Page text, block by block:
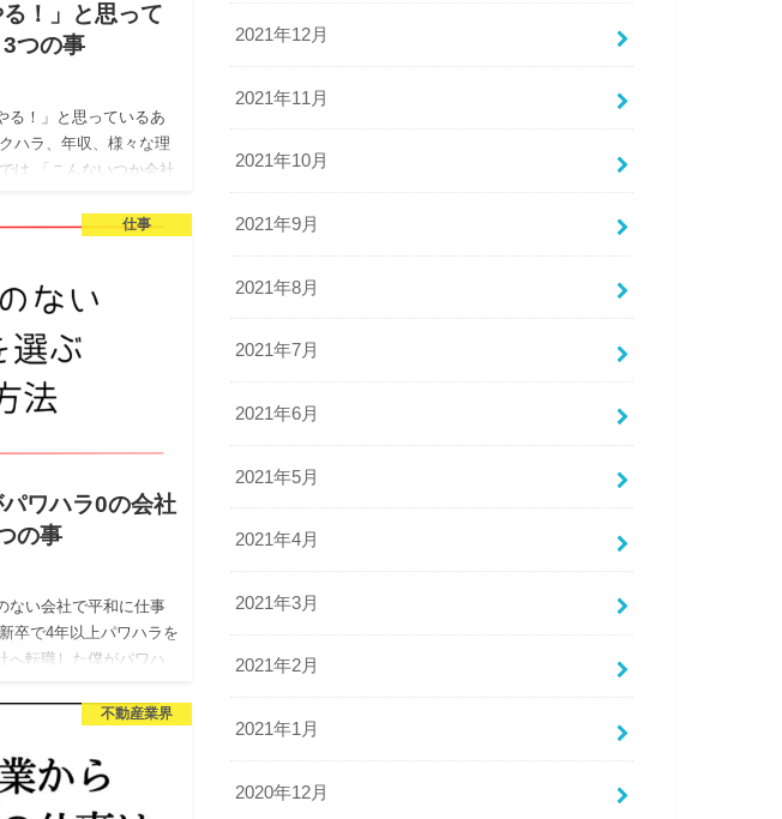
る！」と思って
つの事
る！」と思っているあ
ハラ、年収、様々な理
は 「こんないつか会社
仕事
ワハラ0の会社
の事
ない会社で平和に仕事
卒で4年以上パワハラを
へ転職した僕がパワハ
不動産業界
2021年12月
2021年11月
2021年10月
2021年9月
2021年8月
2021年7月
2021年6月
2021年5月
2021年4月
2021年3月
2021年2月
2021年1月
2020年12月